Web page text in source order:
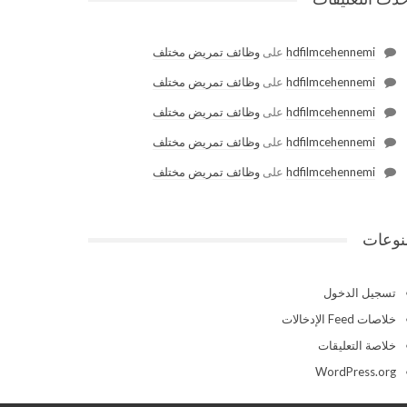
hdfilmcehennemiعلى وظائف تمريض مختلف
hdfilmcehennemiعلى وظائف تمريض مختلف
hdfilmcehennemiعلى وظائف تمريض مختلف
hdfilmcehennemiعلى وظائف تمريض مختلف
hdfilmcehennemiعلى وظائف تمريض مختلف
تسجيل الدخول
خلاصات Feed الإدخالات
خلاصة التعليقات
WordPress.org